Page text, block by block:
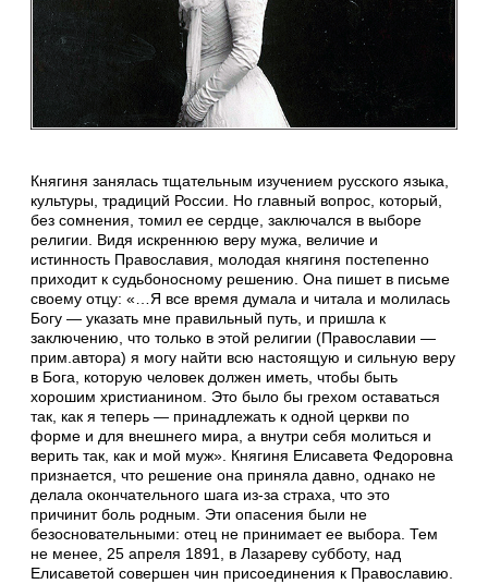
Княгиня занялась тщательным изучением русского языка,
культуры, традиций России. Но главный вопрос, который,
без сомнения, томил ее сердце, заключался в выборе
религии. Видя искреннюю веру мужа, величие и
истинность Православия, молодая княгиня постепенно
приходит к судьбоносному решению. Она пишет в письме
своему отцу: «…Я все время думала и читала и молилась
Богу — указать мне правильный путь, и пришла к
заключению, что только в этой религии (Православии —
прим.автора) я могу найти всю настоящую и сильную веру
в Бога, которую человек должен иметь, чтобы быть
хорошим христианином. Это было бы грехом оставаться
так, как я теперь — принадлежать к одной церкви по
форме и для внешнего мира, а внутри себя молиться и
верить так, как и мой муж». Княгиня Елисавета Федоровна
признается, что решение она приняла давно, однако не
делала окончательного шага из-за страха, что это
причинит боль родным. Эти опасения были не
безосновательными: отец не принимает ее выбора. Тем
не менее, 25 апреля 1891, в Лазареву субботу, над
Елисаветой совершен чин присоединения к Православию.